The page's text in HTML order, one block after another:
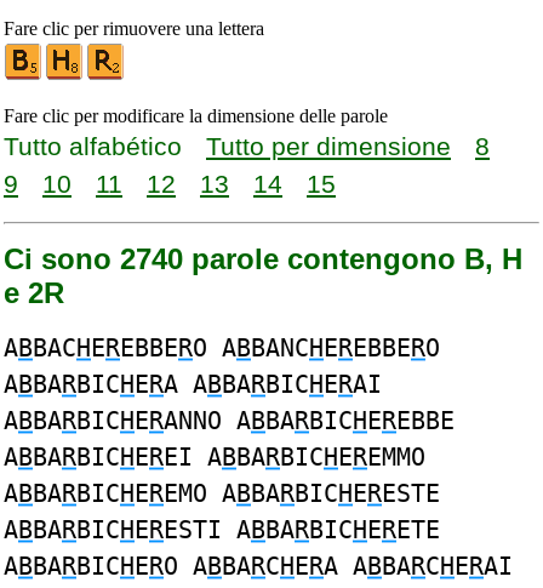
Fare clic per rimuovere una lettera
Fare clic per modificare la dimensione delle parole
Tutto alfabético Tutto per dimensione
8
9
10 11 12 13 14 15
Ci sono 2740 parole contengono B, H
e 2R
ABBACHEREBBERO ABBANCHEREBBERO
ABBARBICHERA ABBARBICHERAI
ABBARBICHERANNO ABBARBICHEREBBE
ABBARBICHEREI ABBARBICHEREMMO
ABBARBICHEREMO ABBARBICHERESTE
ABBARBICHERESTI ABBARBICHERETE
ABBARBICHERO ABBARCHERA ABBARCHERAI